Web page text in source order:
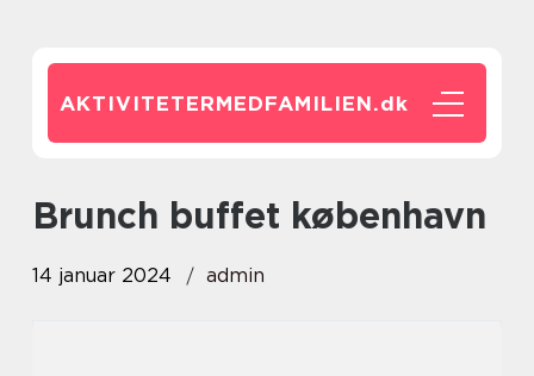
AKTIVITETERMEDFAMILIEN.dk
brunch buffet københavn
14 januar 2024 admin